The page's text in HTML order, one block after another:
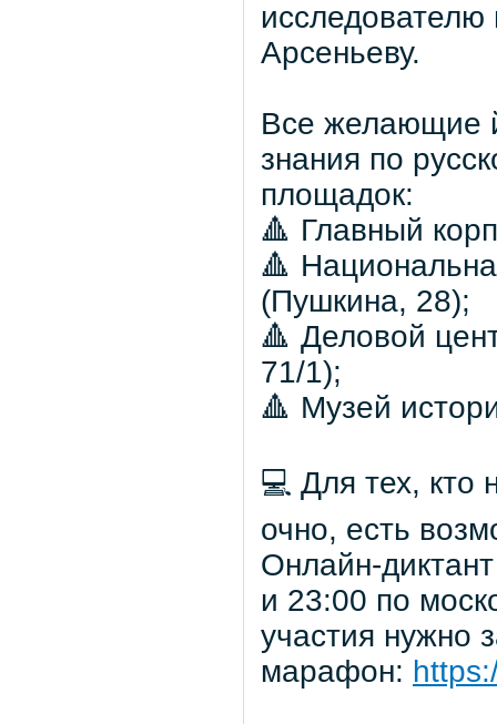
Арсеньеву.
Все желающие
знания по
площадок:
🔺 Главный
🔺
(Пушкина, 28);
🔺 Деловой
71/1);
🔺 Музей
💻 Для тех, кто
очно, есть
Онлайн-
и 23:00 по
участия нужно
марафон: